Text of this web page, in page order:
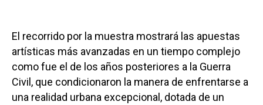
El recorrido por la muestra mostrará las apuestas
artísticas más avanzadas en un tiempo complejo
como fue el de los años posteriores a la Guerra
Civil, que condicionaron la manera de enfrentarse a
una realidad urbana excepcional, dotada de un